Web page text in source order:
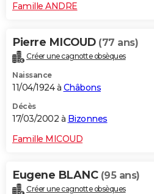
Famille ANDRE
Pierre MICOUD (77 ans)
Créer une cagnotte obsèques
Naissance
11/04/1924 à Châbons
Décès
17/03/2002 à Bizonnes
Famille MICOUD
Eugene BLANC (95 ans)
Créer une cagnotte obsèques